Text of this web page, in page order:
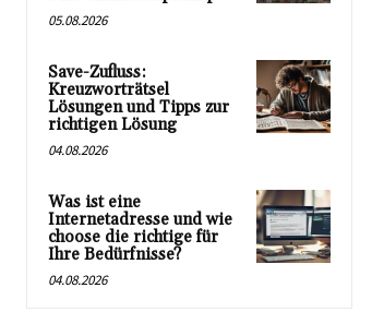
05.08.2026
Save-Zufluss:
Kreuzworträtsel
Lösungen und Tipps zur
richtigen Lösung
04.08.2026
Was ist eine
Internetadresse und wie
choose die richtige für
Ihre Bedürfnisse?
04.08.2026